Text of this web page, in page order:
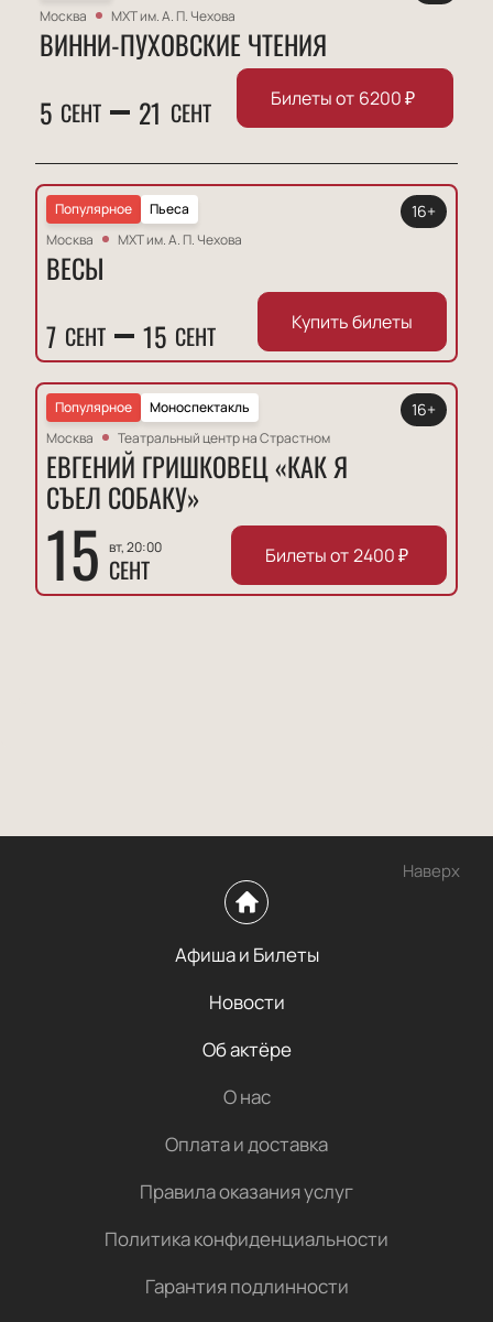
Москва
МХТ им. А. П. Чехова
ВИННИ-ПУХОВСКИЕ ЧТЕНИЯ
5 СЕНТ 21 СЕНТ Билеты от 6200₽
Пьеса
Популярное
Москва
МХТ им. А. П. Чехова
ВЕСЫ
7 СЕНТ 15 СЕНТ
16+
Купить билеты
Моноспектакль
Популярное
Москва
Театральный центр на Страстном
ЕВГЕНИЙ ГРИШКОВЕЦ «КАК Я
СЪЕЛ СОБАКУ»
15 вт, 20:00
СЕНТ
16+
Билеты от2400₽
Наверх
Афиша и Билеты
Новости
Об актёре
О нас
Оплата и доставка
Правила оказания услуг
Политика конфиденциальности
Гарантия подлинности